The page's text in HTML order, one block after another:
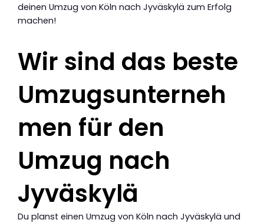
deinen Umzug von Köln nach Jyväskylä zum Erfolg
machen!
Wir sind das beste
Umzugsunterneh
men für den
Umzug nach
Jyväskylä
Du planst einen Umzug von Köln nach Jyväskylä und